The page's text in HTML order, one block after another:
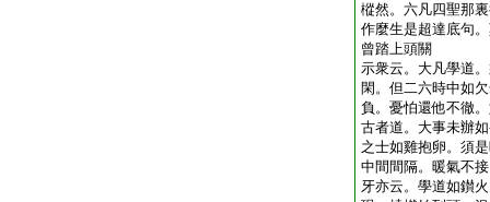
樅然。六凡四聖那
作麼生是超達底句
曾踏上頭關
示衆云。大凡學道
閑。但二六時中如
負。憂怕還他不徹
古者道。大事未辦
之士如雞抱卵。須
中間間隔。暖氣不
牙亦云。學道如鑚